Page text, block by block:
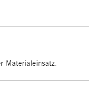
Materialeinsatz.